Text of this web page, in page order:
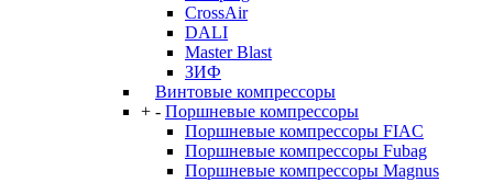
CrossAir
DALI
Master Blast
ЗИФ
Винтовые компрессоры
+ - Поршневые компрессоры
Поршневые компрессоры FIAC
Поршневые компрессоры Fubag
Поршневые компрессоры Magnus